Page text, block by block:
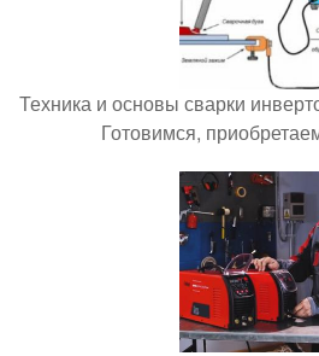
Техника и основы сварки
Готовимся,